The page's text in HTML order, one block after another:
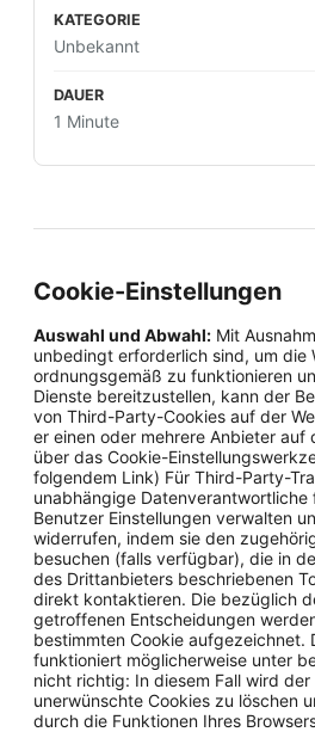
Unbekannt
1 Minute
Cookie-Einstellungen
Auswahl und Abwahl: Mit
unbedingt erforderlich sind, um die
ordnungsgemäß zu funktionieren
Dienste bereitzustellen, kann der
von Third-Party-Cookies auf der
er einen oder mehrere Anbieter auf
über das Cookie-
folgendem Link) Für Third-Party-
unabhängige Datenverantwortliche
Benutzer Einstellungen verwalten
widerrufen, indem sie den
besuchen (falls verfügbar), die in
des Drittanbieters beschriebenen
direkt kontaktieren. Die bezüglich
getroffenen Entscheidungen
bestimmten Cookie aufgezeichnet.
funktioniert möglicherweise unter
nicht richtig: In diesem Fall wird
unerwünschte Cookies zu löschen
durch die Funktionen Ihres